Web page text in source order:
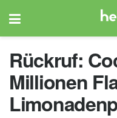
Rückruf:
Millionen